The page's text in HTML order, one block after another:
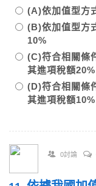
(A)依加值型方
(B)依加值型方
10%
(C)符合相關條
其進項稅額
(D)符合相關條
其進項稅額
0討論